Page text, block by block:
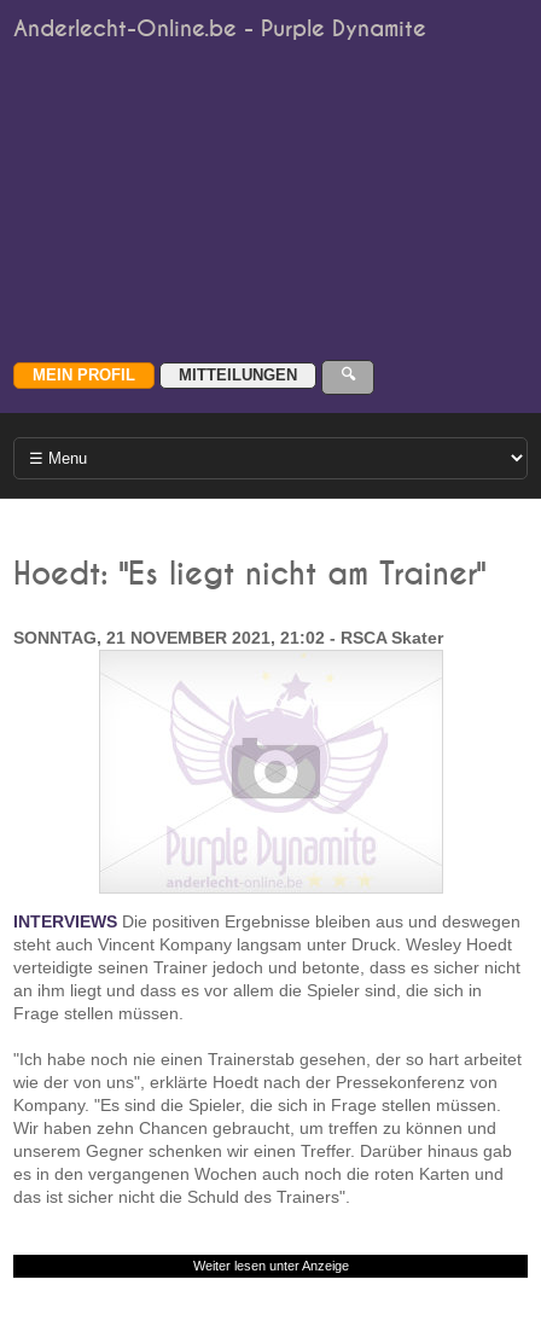
Anderlecht-Online.be - Purple Dynamite
Hoedt: "Es liegt nicht am Trainer"
SONNTAG, 21 NOVEMBER 2021, 21:02 - RSCA Skater
INTERVIEWS Die positiven Ergebnisse bleiben aus und deswegen
steht auch Vincent Kompany langsam unter Druck. Wesley Hoedt
verteidigte seinen Trainer jedoch und betonte, dass es sicher nicht
an ihm liegt und dass es vor allem die Spieler sind, die sich in
Frage stellen müssen.
"Ich habe noch nie einen Trainerstab gesehen, der so hart arbeitet
wie der von uns", erklärte Hoedt nach der Pressekonferenz von
Kompany. "Es sind die Spieler, die sich in Frage stellen müssen.
Wir haben zehn Chancen gebraucht, um treffen zu können und
unserem Gegner schenken wir einen Treffer. Darüber hinaus gab
es in den vergangenen Wochen auch noch die roten Karten und
das ist sicher nicht die Schuld des Trainers".
Weiter lesen unter Anzeige